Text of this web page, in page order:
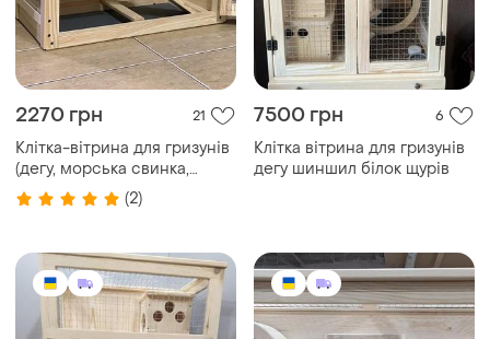
2270 грн 21
Клітка-вітрина для гризунів
(дегу, морська свинка,
хомʼяк, криса) (2)
7500 грн 6
Клітка вітрина для гризунів
дегу шиншил білок щурів